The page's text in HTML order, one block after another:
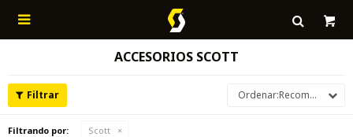

ACCESORIOS SCOTT
Recomendados
Filtrando por: Scott